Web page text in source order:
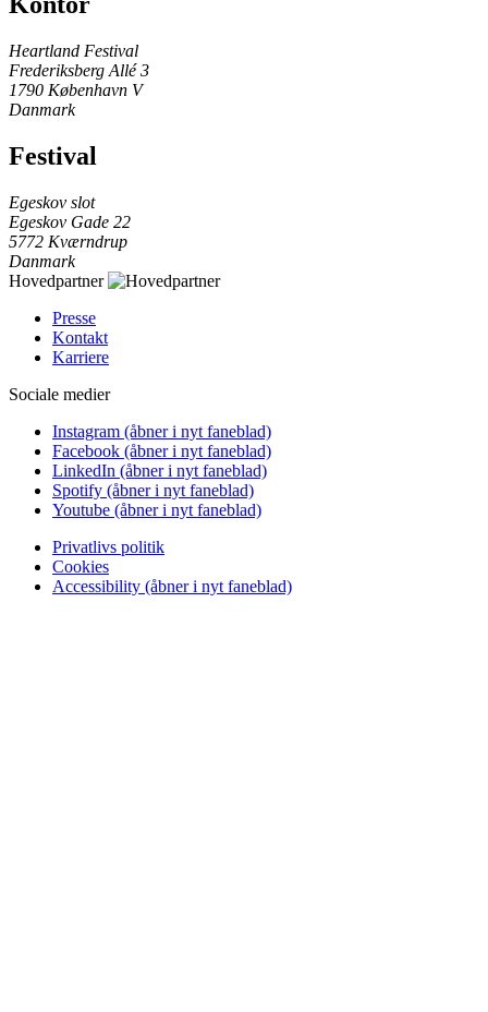
Heartland Festival
Frederiksberg Allé 3
1790 København V
Danmark
Festival
Egeskov slot
Egeskov Gade 22
5772 Kværndrup
Danmark
Hovedpartner
Presse
Kontakt
Karriere
Sociale medier
Instagram (åbner i nyt faneblad)
Facebook (åbner i nyt faneblad)
LinkedIn (åbner i nyt faneblad)
Spotify (åbner i nyt faneblad)
Youtube (åbner i nyt faneblad)
Privatlivs politik
Cookies
Accessibility (åbner i nyt faneblad)